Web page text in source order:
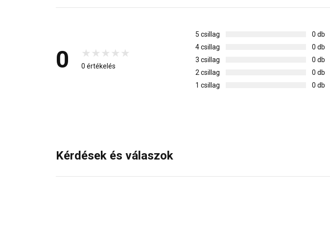
0 0 értékelés
5 csillag
0 db
4 csillag
0 db
3 csillag
0 db
2 csillag
0 db
1 csillag
0 db
Kérdések és válaszok